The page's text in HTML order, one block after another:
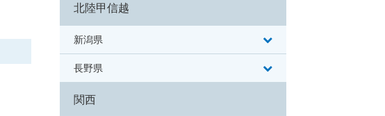
北陸甲信越
新潟県
長野県
関西